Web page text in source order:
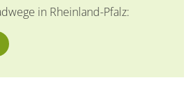
in Rheinland-Pfalz: